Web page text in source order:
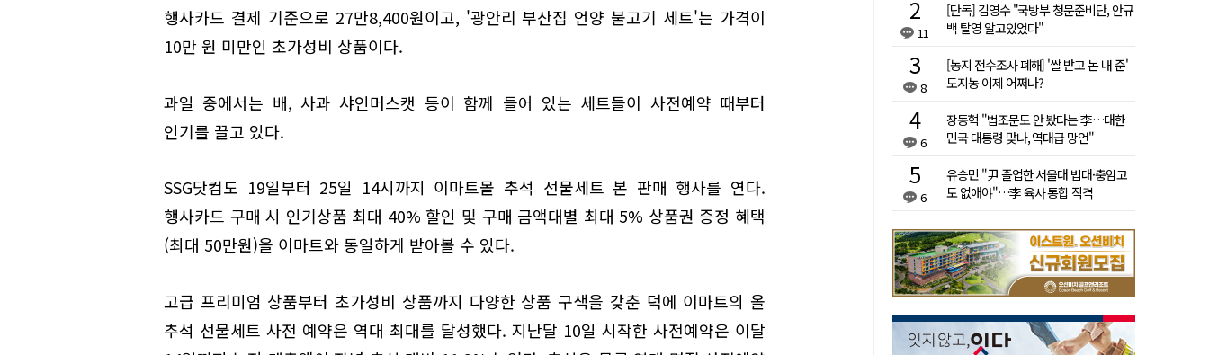
행사카드 결제 기준으로 27만8,400원이고, '광안리 부산집 언양 불고기 세트'는 가격이
10만 원 미만인 초가성비 상품이다.
과일 중에서는 배, 사과 샤인머스캣 등이 함께 들어 있는 세트들이 사전예약 때부터
인기를 끌고 있다.
SSG닷컴도 19일부터 25일 14시까지 이마트몰 추석 선물세트 본 판매 행사를 연다.
행사카드 구매 시 인기상품 최대 40% 할인 및 구매 금액대별 최대 5% 상품권 증정 혜택
(최대 50만원)을 이마트와 동일하게 받아볼 수 있다.
고급 프리미엄 상품부터 초가성비 상품까지 다양한 상품 구색을 갖춘 덕에 이마트의 올
추석 선물세트 사전 예약은 역대 최대를 달성했다. 지난달 10일 시작한 사전예약은 이달
11
[단독] 김영수 "국방부 청문준비단, 안규
백 탈영 알고있었다"
8
[농지 전수조사 폐해] '쌀 받고 논 내 준'
도지농 이제 어쩌나?
6
장동혁 "법조문도 안 봤다는 李…대한
민국 대통령 맞나, 역대급 망언"
6
유승민 "尹 졸업한 서울대 법대·충암고
도 없애야"…李 육사 통합 직격